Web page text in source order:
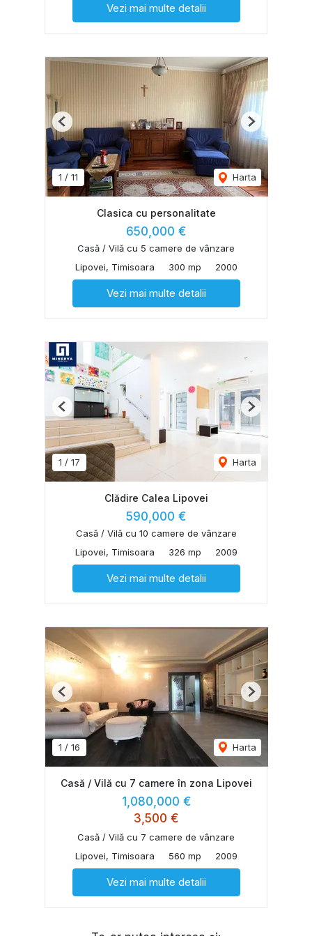
Vezi mai multe detalii
1 / 11 Harta
Previous Next
Clasica cu personalitate
650,000 €
Casă / Vilă cu 5 camere de vânzare
Lipovei, Timisoara
300 mp 2000
Vezi mai multe detalii
1 / 17 Harta
Previous Next
Clădire Calea Lipovei
590,000 €
Casă / Vilă cu 10 camere de vânzare
Lipovei, Timisoara
326 mp 2009
Vezi mai multe detalii
1 / 16 Harta
Previous Next
Casă / Vilă cu 7 camere în zona Lipovei
1,080,000 €
3,500 €
Casă / Vilă cu 7 camere de vânzare
Lipovei, Timisoara
560 mp 2009
Vezi mai multe detalii